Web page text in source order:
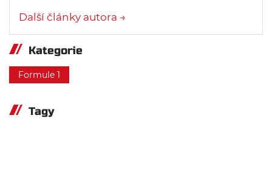
Další články autora →
Kategorie
Formule 1
Tagy